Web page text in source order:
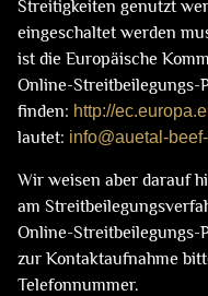
Streitigkeiten genutzt
eingeschaltet werden
ist die Europäische
Online-Streitbeilegungs-
finden: http://
lautet: info@auetal-
Wir weisen aber darauf
am
Online-Streitbeilegungs-
zur Kontaktaufnahme
Telefonnummer.